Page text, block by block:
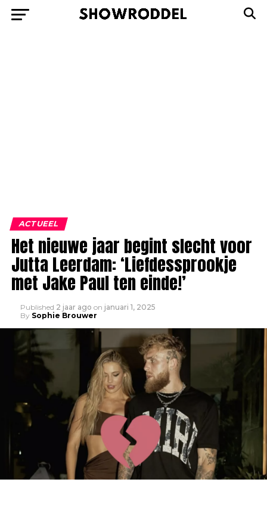
ACTUEEL
Het nieuwe jaar begint slecht voor
Jutta Leerdam: ‘Liefdessprookje
met Jake Paul ten einde!’
Published 2 jaar ago on januari 1, 2025
By Sophie Brouwer